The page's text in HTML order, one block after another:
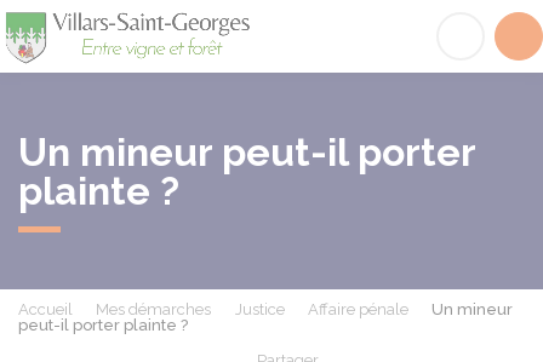
Un mineur peut-il porter
plainte ?
Accueil Mes démarches Justice Affaire pénale
Un mineur
peut-il porter plainte ?